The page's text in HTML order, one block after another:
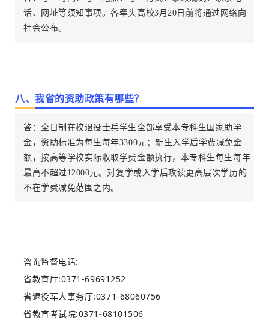
话、网址等须知事项。各牵头高校3月20日前将通过网络向
社会公布。
八、我省的资助政策有哪些？
答：全日制在校退役士兵学生全部享受本专科生国家助学
金，资助标准为每生每年3300元；新生入学后学费减免金
额，按高等学校实际收取学费金额执行，本专科生每生每年
最高不超过12000元。对复学或入学后攻读更高层次学历的
不在学费减免范围之内。
咨询监督电话:
省教育厅:0371-69691252
省退役军人事务厅:0371-68060756
省教育考试院:0371-68101506